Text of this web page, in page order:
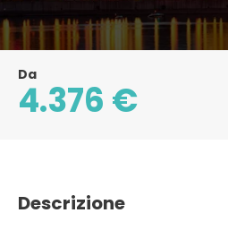
Da
4.376 €
Descrizione